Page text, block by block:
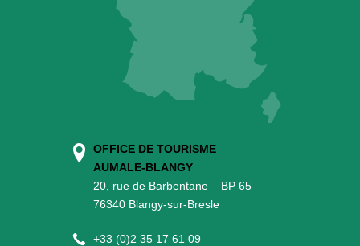
OFFICE DE TOURISME
AUMALE-BLANGY
20, rue de Barbentane – BP 65
76340 Blangy-sur-Bresle
+33 (0)2 35 17 61 09